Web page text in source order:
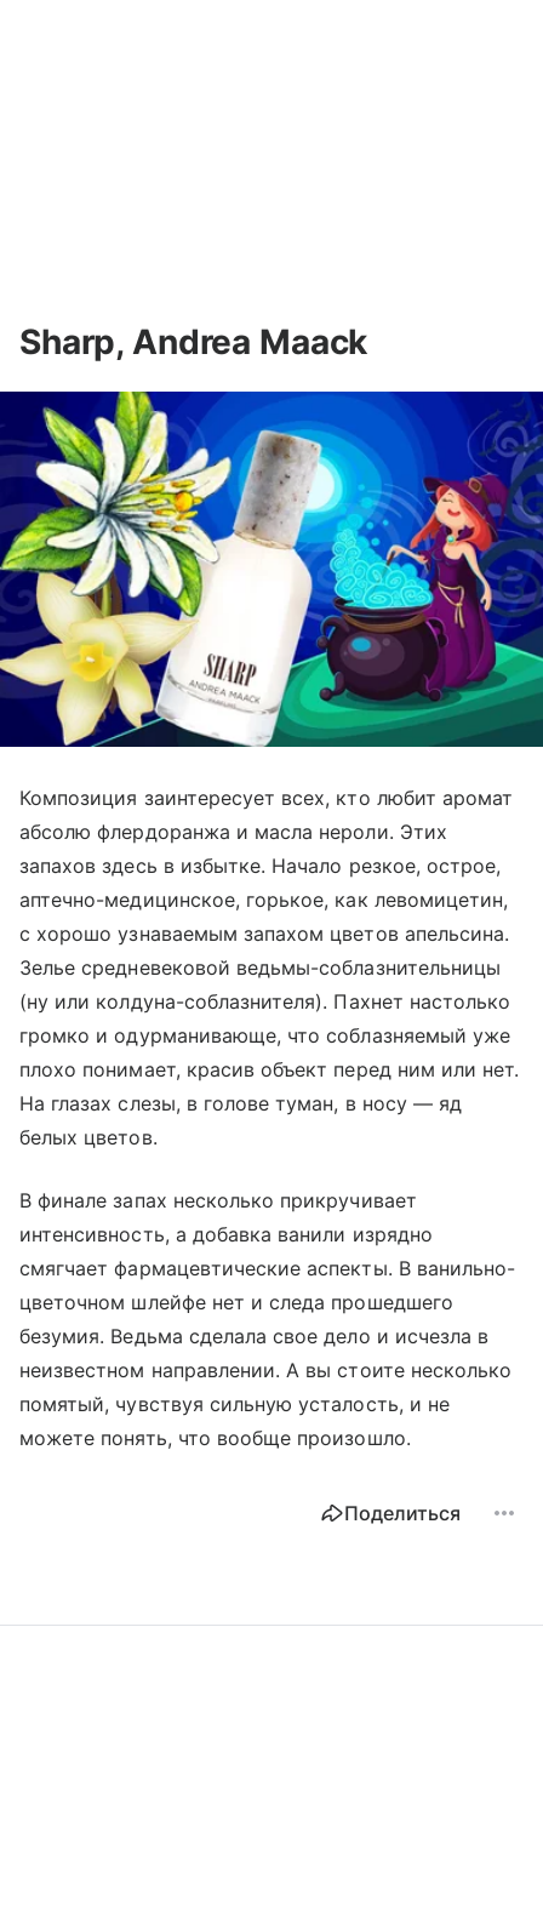
Sharp, Andrea Maack
Композиция заинтересует всех, кто любит аромат
абсолю флердоранжа и масла нероли. Этих
запахов здесь в избытке. Начало резкое, острое,
аптечно-медицинское, горькое, как левомицетин,
с хорошо узнаваемым запахом цветов апельсина.
Зелье средневековой ведьмы-соблазнительницы
(ну или колдуна-соблазнителя). Пахнет настолько
громко и одурманивающе, что соблазняемый уже
плохо понимает, красив объект перед ним или нет.
На глазах слезы, в голове туман, в носу —яд
белых цветов.
В финале запах несколько прикручивает
интенсивность, а добавка ванили изрядно
смягчает фармацевтические аспекты. В ванильно-
цветочном шлейфе нет и следа прошедшего
безумия. Ведьма сделала свое дело и исчезла в
неизвестном направлении. А вы стоите несколько
помятый, чувствуя сильную усталость, и не
можете понять, что вообще произошло.
Поделиться